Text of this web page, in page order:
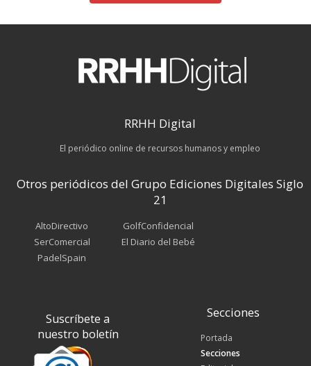
RRHH Digital
El periódico online de recursos humanos y empleo
Otros periódicos del Grupo Ediciones Digitales Siglo
21
AltoDirectivo
SerComercial
PadelSpain
GolfConfidencial
El Diario del Bebé
Suscríbete a
nuestro boletín
Secciones
Portada
Secciones